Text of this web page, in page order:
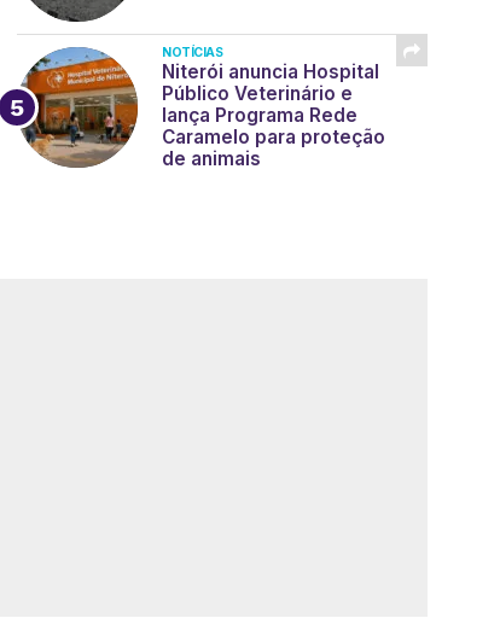
NOTÍCIAS
Niterói anuncia Hospital
Público Veterinário e
lança Programa Rede
Caramelo para proteção
de animais